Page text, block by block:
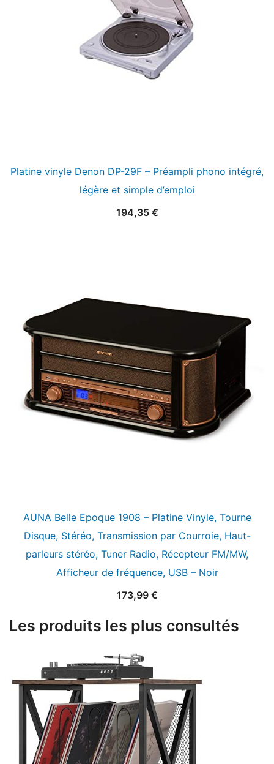
Platine vinyle Denon DP-29F – Préampli phono intégré,
légère et simple d’emploi
194,35 €
AUNA Belle Epoque 1908 – Platine Vinyle, Tourne
Disque, Stéréo, Transmission par Courroie, Haut-
parleurs stéréo, Tuner Radio, Récepteur FM/MW,
Afficheur de fréquence, USB – Noir
173,99 €
Les produits les plus consultés